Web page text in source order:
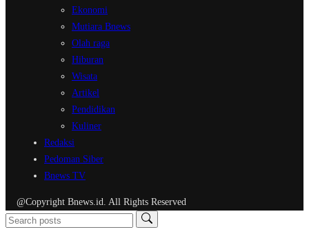
Ekonomi
Mutiara Bnews
Olah raga
Hiburan
Wisata
Artikel
Pendidikan
Kuliner
Redaksi
Pedoman Siber
Bnews TV
@Copyright Bnews.id. All Rights Reserved